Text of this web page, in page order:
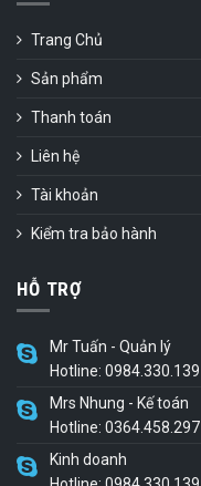
Trang Chủ
Sản phẩm
Thanh toán
Liên hệ
Tài khoản
Kiểm tra bảo hành
HỖ TRỢ
Mr Tuấn - Quản lý
Hotline: 0984.330.139
Mrs Nhung - Kế toán
Hotline: 0364.458.297
Kinh doanh